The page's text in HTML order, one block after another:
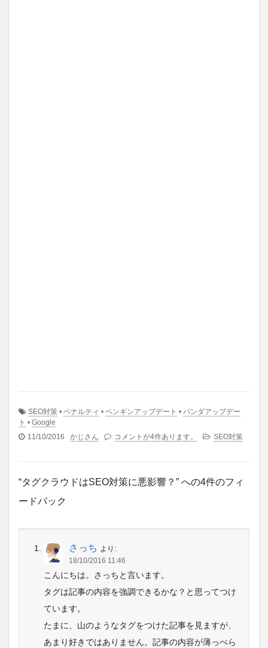
SEO対策 • ペナルティ • ペンギンアップデート • パンダアップデー
ト • Google
11/10/2016
かじさん コメントが4件あります。 SEO対策
“タグクラウドはSEO対策に悪影響？” への4件のフィ
ードバック
さっち より:
18/10/2016 11:46
こんにちは。さっちと言います。
タグは記事の内容を強調できるかな？と思ってつけ
ています。
たまに、山のようなタグをつけた記事を見ますが、
あまり好きではありません。記事の内容が薄っぺら